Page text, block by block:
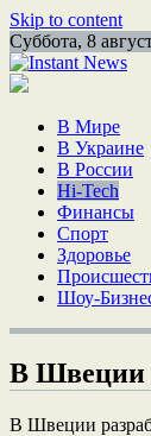
Skip to content
Суббота, 8
В Мире
В Украине
В России
Hi-Tech
Финансы
Спорт
Здоровье
Шоу-
В Швеции
В Швеции